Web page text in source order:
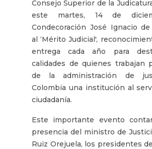
Consejo Superior de la
este martes, 14 de
Condecoración José Ignacio
al ‘Mérito Judicial',
entrega cada año para
calidades de quienes trabajan
de la administración de
Colombia una institución al
ciudadanía.
Este importante evento
presencia del ministro de
Ruiz Orejuela, los presidentes